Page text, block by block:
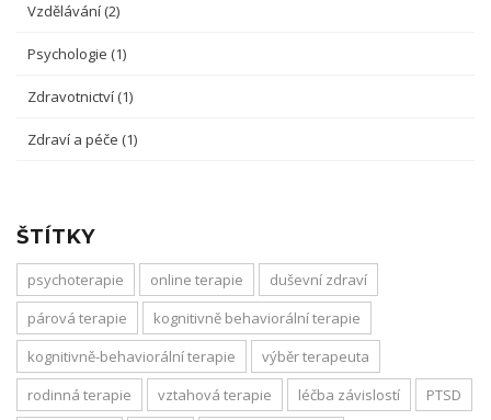
Vzdělávání (2)
Psychologie (1)
Zdravotnictví (1)
Zdraví a péče (1)
ŠTÍTKY
psychoterapie online terapie
duševní zdraví
párová terapie
kognitivně behaviorální terapie
kognitivně-behaviorální terapie
výběr terapeuta
rodinná terapie
vztahová terapie léčba závislostí
PTSD